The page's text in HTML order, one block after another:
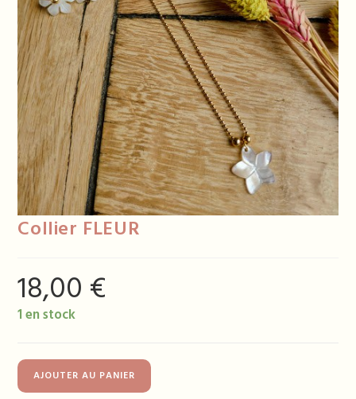
Collier FLEUR
18,00 €
1 en stock
quantité
de
AJOUTER AU PANIER